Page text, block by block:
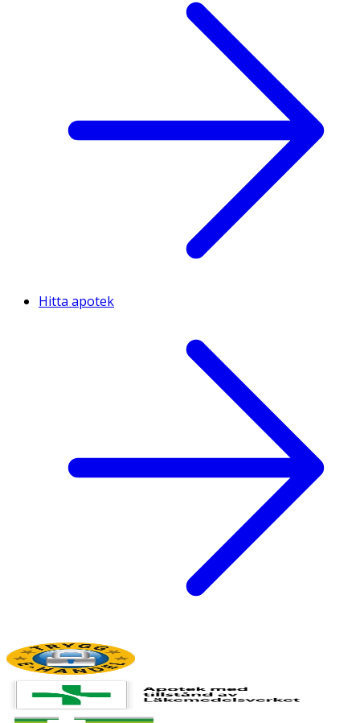
Hitta apotek